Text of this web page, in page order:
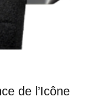
de l’Icône